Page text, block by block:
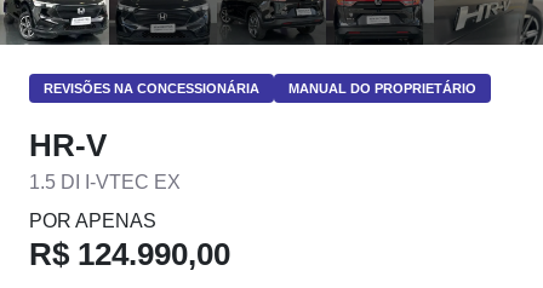
REVISÕES NA CONCESSIONÁRIA MANUAL DO PROPRIETÁRIO
HR-V
1.5 DI I-VTEC EX
POR APENAS
R$ 124.990,00